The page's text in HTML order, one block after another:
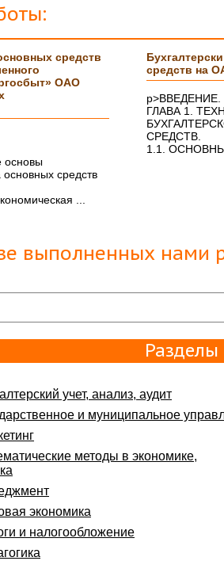
на сайт обязательно
буду Вас
огромное!!!
буду снова Вам
работу.
Хочу сказать Вам и
Спасибо большое :)
автору!!! Это именно то,
средств
ОАО
основы
основных средств
...
средств на
p>ВВЕДЕНИЕ.
ГЛАВА 1.
СРЕДСТВ.
1.1.
выполненных нами
учет, анализ, аудит
и муниципальное
методы в экономике,
экономика
и налогообложение